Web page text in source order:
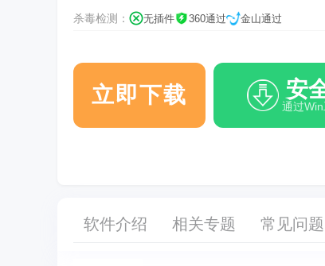
杀毒检测： 无插件 360通过 金山通过
立即下载 安
通过
软件介绍 相关专题 常见问题